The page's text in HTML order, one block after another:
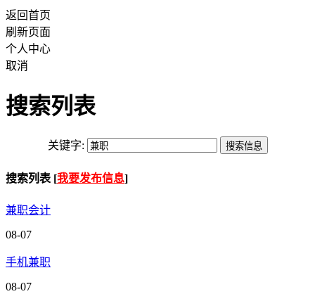
返回首页
刷新页面
个人中心
取消
搜索列表
关键字:
搜索列表 [我要发布信息]
兼职会计
08-07
手机兼职
08-07